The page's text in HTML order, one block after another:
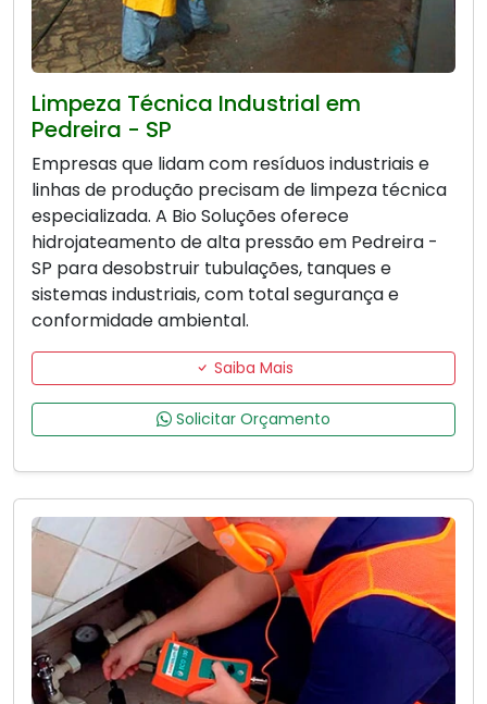
Limpeza Técnica Industrial em
Pedreira - SP
Empresas que lidam com resíduos industriais e
linhas de produção precisam de limpeza técnica
especializada. A Bio Soluções oferece
hidrojateamento de alta pressão em Pedreira -
SP para desobstruir tubulações, tanques e
sistemas industriais, com total segurança e
conformidade ambiental.
Saiba Mais
Solicitar Orçamento